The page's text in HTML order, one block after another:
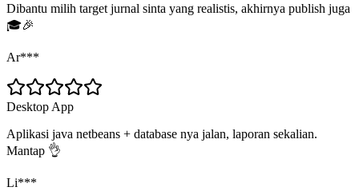
Dibantu milih target jurnal sinta yang realistis, akhirnya publish juga
🎓🎉
Ar***
Desktop App
Aplikasi java netbeans + database nya jalan, laporan sekalian.
Mantap 👌
Li***